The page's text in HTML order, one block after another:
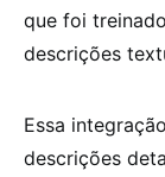
que foi
descrições
Essa
descrições